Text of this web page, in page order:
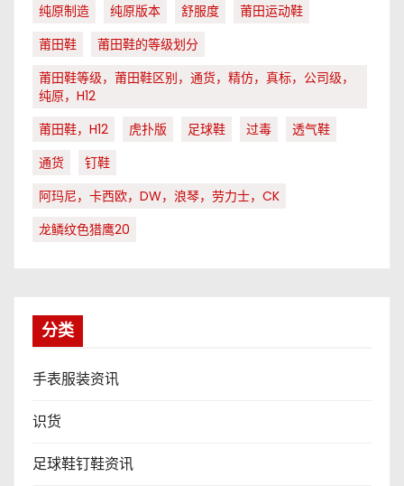
纯原制造
纯原版本 舒服度
莆田运动鞋
莆田鞋
莆田鞋的等级划分
莆田鞋等级，莆田鞋区别，通货，精仿，真标，公司级，
纯原，H12
莆田鞋，H12
虎扑版 足球鞋 过毒
透气鞋
通货
钉鞋
阿玛尼，卡西欧，DW，浪琴，劳力士，CK
龙鳞纹色猎鹰20
分类
手表服装资讯
识货
足球鞋钉鞋资讯